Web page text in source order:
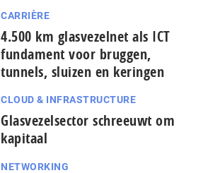
CARRIÈRE
4.500 km glasvezelnet als ICT
fundament voor bruggen,
tunnels, sluizen en keringen
CLOUD & INFRASTRUCTURE
Glasvezelsector schreeuwt om
kapitaal
NETWORKING